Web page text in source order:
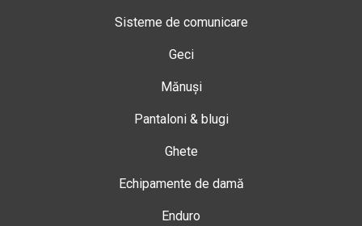
Sisteme de comunicare
Geci
Mănuși
Pantaloni & blugi
Ghete
Echipamente de damă
Enduro